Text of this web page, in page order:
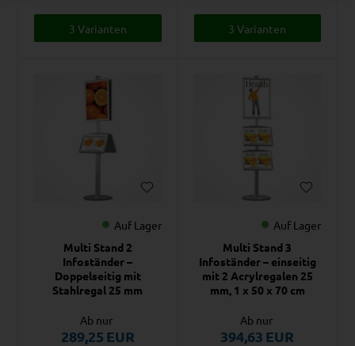
3 Varianten 3 Varianten
Auf Lager
Multi Stand 2
Infoständer –
Doppelseitig mit
Stahlregal 25 mm
Ab nur
289,25 EUR
Auf Lager
Multi Stand 3
Infoständer – einseitig
mit 2 Acrylregalen 25
mm, 1 x 50 x 70 cm
Ab nur
394,63 EUR